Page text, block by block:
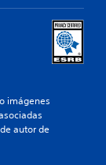
imágenes
autor de